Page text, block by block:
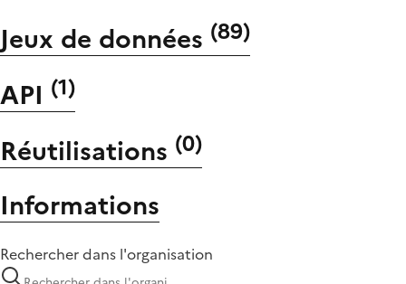
Jeux de données (89)
API (1)
Réutilisations (0)
Informations
Rechercher dans l'organisation